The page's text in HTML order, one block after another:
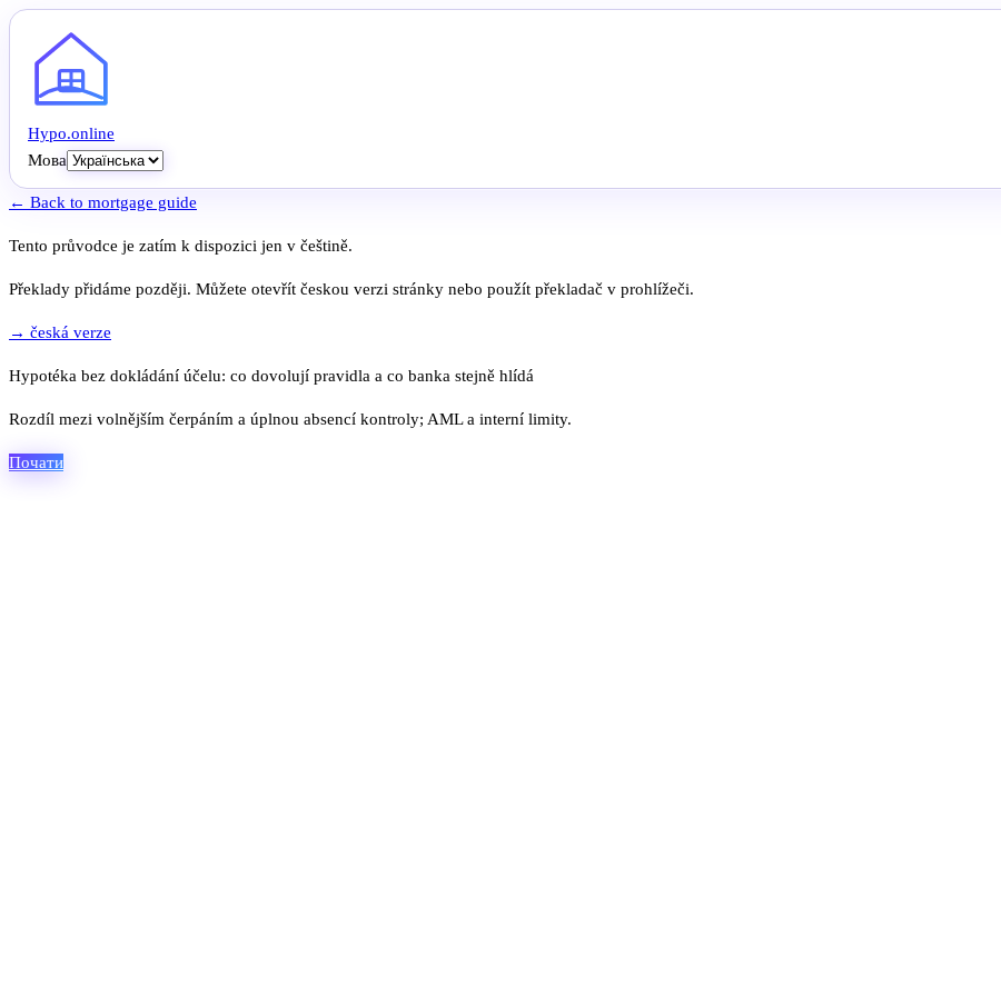
Hypo.online
Мова
← Back to mortgage guide
Tento průvodce je zatím k dispozici jen v češtině.
Překlady přidáme později. Můžete otevřít českou verzi stránky nebo použít překladač v prohlížeči.
→ česká verze
Hypotéka bez dokládání účelu: co dovolují pravidla a co banka stejně hlídá
Rozdíl mezi volnějším čerpáním a úplnou absencí kontroly; AML a interní limity.
Почати